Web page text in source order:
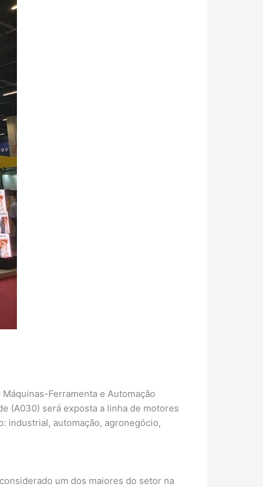
Ferramenta e Automação
(A030) será exposta a linha de motores
industrial, automação, agronegócio,
um dos maiores do setor na